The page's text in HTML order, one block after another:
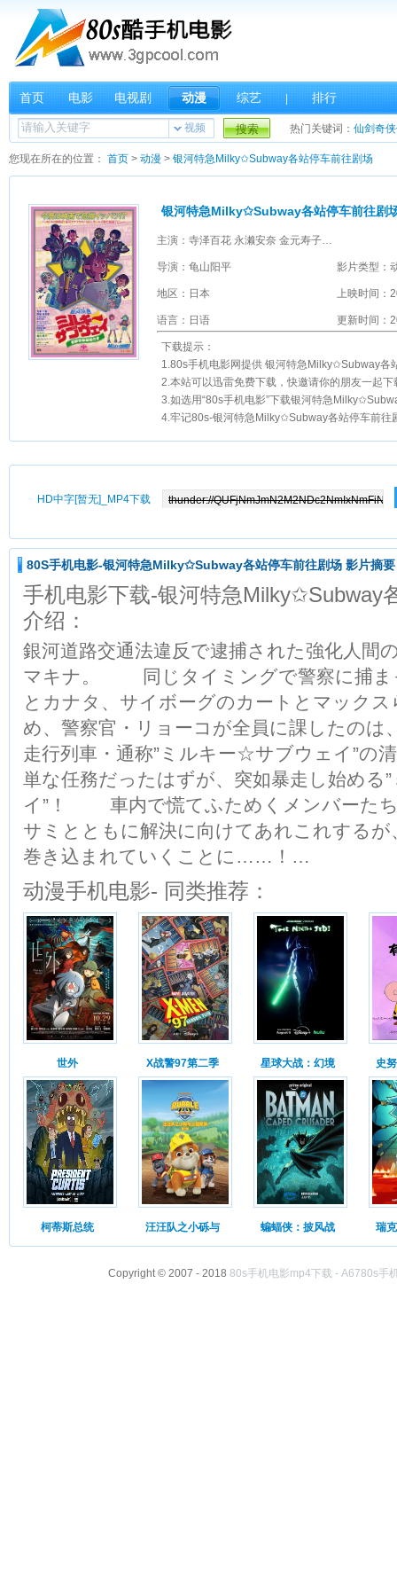
首页 电影 电视剧 动漫 综艺 排行
视频 搜索 热门关键词： 仙剑奇
您现在所在的位置： 首页 > 动漫 > 银河特急Milky✩Subway各站停车前往剧场
银河特急Milky✩Subway各站停车前往剧
主演：寺泽百花 永濑安奈 金元寿子 小市真琴 内山昂辉 山谷祥生 小松未可子 藤原由林
导演：龟山阳平 影片类型：
地区：日本 上映时间：
语言：日语 更新时间：
下载提示：
1.80s手机电影网提供 银河特急Milky✩Subway各站停车前往剧场mp4下载 和 银河
2.本站可以迅雷免费下载，快邀请你的朋友一起下载《银
3.如选用“80s手机电影”下载银河特急Milky✩Subway各站停车
4.牢记80s-银河特急Milky✩Subway各站停车前往
HD中字[暂无]_MP4下载
80S手机电影-银河特急Milky✩Subway各站停车前往剧场 影片摘要
手机电影下载-银河特急Milky✩Subway
介绍：
銀河道路交通法違反で逮捕された強化人間
マキナ。 同じタイミングで警察に捕ま
とカナタ、サイボーグのカートとマック
め、警察官・リョーコが全員に課したのは
走行列車・通称”ミルキー☆サブウェイ”
単な任務だったはずが、突如暴走し始め
イ”！ 車内で慌てふためくメンバーたち
サミとともに解決に向けてあれこれする
巻き込まれていくことに……！…
动漫手机电影- 同类推荐：
世外 X战警97第二季 星球大战：幻境 史
柯蒂斯总统 汪汪队之小砾与 蝙蝠侠：披风战 瑞
Copyright © 2007 - 2018 80s手机电影mp4下载 - A6780s手